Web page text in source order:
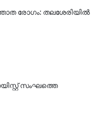
രോഗം: തലശേരിയിൽ
സംഘത്തെ